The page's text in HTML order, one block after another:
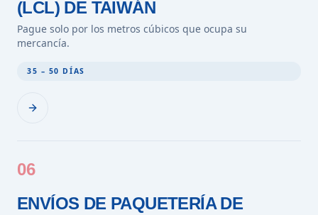
(LCL) DE TAIWÁN
Pague solo por los metros cúbicos que ocupa su
mercancía.
35 – 50 DÍAS
06
ENVÍOS DE PAQUETERÍA DE